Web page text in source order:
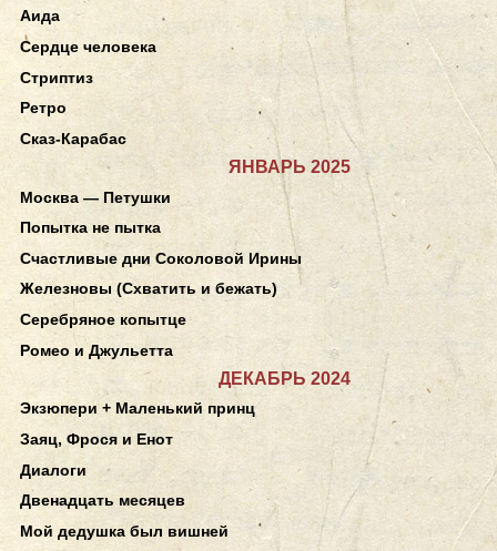
Аида
Сердце человека
Стриптиз
Ретро
Сказ-Карабас
ЯНВАРЬ 2025
Москва — Петушки
Попытка не пытка
Счастливые дни Соколовой Ирины
Железновы (Схватить и бежать)
Серебряное копытце
Ромео и Джульетта
ДЕКАБРЬ 2024
Экзюпери + Маленький принц
Заяц, Фрося и Енот
Диалоги
Двенадцать месяцев
Мой дедушка был вишней